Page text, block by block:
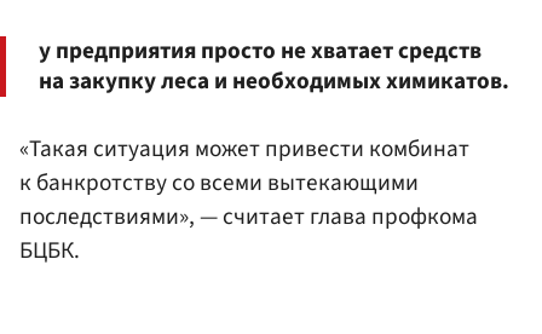
у предприятия просто не хватает средств
на закупку леса и необходимых химикатов.
«Такая ситуация может привести комбинат
к банкротству со всеми вытекающими
последствиями», — считает глава профкома
БЦБК.